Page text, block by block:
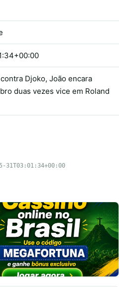
Djoko, João encara
duas vezes vice em Roland